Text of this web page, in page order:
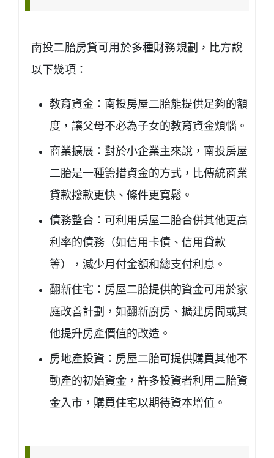
南投二胎房貸可用於多種財務規劃，比方說
以下幾項：
教育資金：南投房屋二胎能提供足夠的額
度，讓父母不必為子女的教育資金煩惱。
商業擴展：對於小企業主來說，南投房屋
二胎是一種籌措資金的方式，比傳統商業
貸款撥款更快、條件更寬鬆。
債務整合：可利用房屋二胎合併其他更高
利率的債務（如信用卡債、信用貸款
等），減少月付金額和總支付利息。
翻新住宅：房屋二胎提供的資金可用於家
庭改善計劃，如翻新廚房、擴建房間或其
他提升房產價值的改造。
房地產投資：房屋二胎可提供購買其他不
動產的初始資金，許多投資者利用二胎資
金入市，購買住宅以期待資本增值。